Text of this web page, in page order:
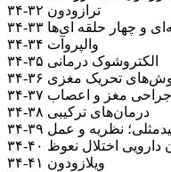
۳۴-۳۲ ترازودون
و چهار حلقه ای‌ها
۳۴-۳۴ والپروآت
۳۴-۳۵ الکتروشوک درمانی
۳۶ روش‌های تحریک مغزی
جراحی مغز و اعصاب
۳۴-۳۸ درمان‌های ترکیبی
نظریه و عمل
دارویی اختلال نعوظ
۳۴-۴۱ ویلازودون